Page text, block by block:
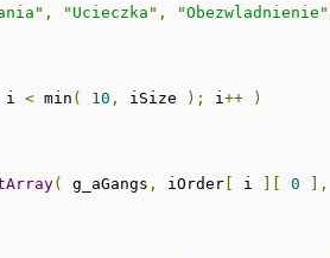
, "Ucieczka" , "Obezwladnienie"
i < min ( 10 , iSize ); i++ )
( g_aGangs , iOrder [ i ][ 0 ],